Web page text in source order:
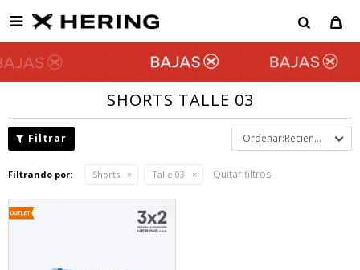

SHORTS TALLE 03
Recientes
Filtrando por: Shorts Talle 03 Quitar filtros